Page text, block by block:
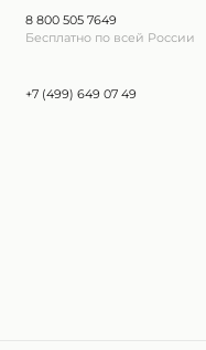
8 800 505 7649
Бесплатно по всей России
+7 (499) 649 07 49